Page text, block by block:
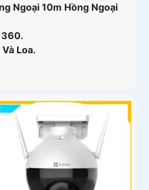
Ngoại 10m Hồng Ngoại
360.
Loa.